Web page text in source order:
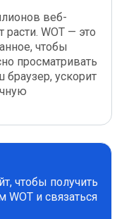
веб-
WOT — это
чтобы
просматривать
ускорит
чтобы получить
WOT и связаться